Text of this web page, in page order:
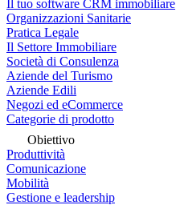
Il tuo software CRM immobiliare
Organizzazioni Sanitarie
Pratica Legale
Il Settore Immobiliare
Società di Consulenza
Aziende del Turismo
Aziende Edili
Negozi ed eCommerce
Categorie di prodotto
Obiettivo
Produttività
Comunicazione
Mobilità
Gestione e leadership